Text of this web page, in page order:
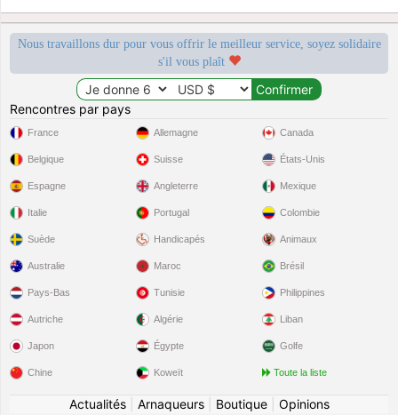
Nous travaillons dur pour vous offrir le meilleur service, soyez solidaire
s'il vous plaît
Rencontres par pays
France
Belgique
Espagne
Italie
Suède
Allemagne
Suisse
Angleterre
Portugal
Handicapés
Canada
États-Unis
Mexique
Colombie
Animaux
Australie
Pays-Bas
Autriche
Japon
Chine
Maroc
Tunisie
Algérie
Égypte
Koweït
Brésil
Philippines
Liban
Golfe
Toute la liste
Actualités| Arnaqueurs| Boutique| Opinions